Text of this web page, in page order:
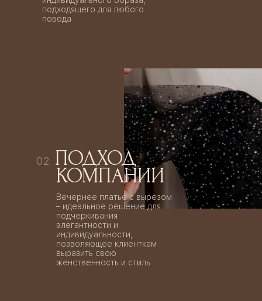
подходящего для любого
повода
02 ПОДХОД
КОМПАНИИ
Вечернее платье с вырезом
– идеальное решение для
подчеркивания
элегантности и
индивидуальности,
позволяющее клиенткам
выразить свою
женственность и стиль